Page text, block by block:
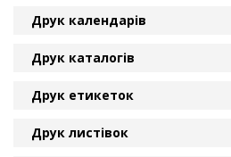
Друк календарів
Друк каталогів
Друк етикеток
Друк листівок